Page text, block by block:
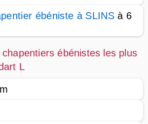
ébéniste à SLINSà 6
ébénistes les plus
L